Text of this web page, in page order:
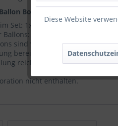
Bouquet:
Set: 1x
Herzballon "I Love You
Ballons: je 45cm / 18" (mit
sind vor dem Wegfliegen
bereits mit Helium gefüllt
reicht für mindestens eine
nicht enthalten.
Diese Website